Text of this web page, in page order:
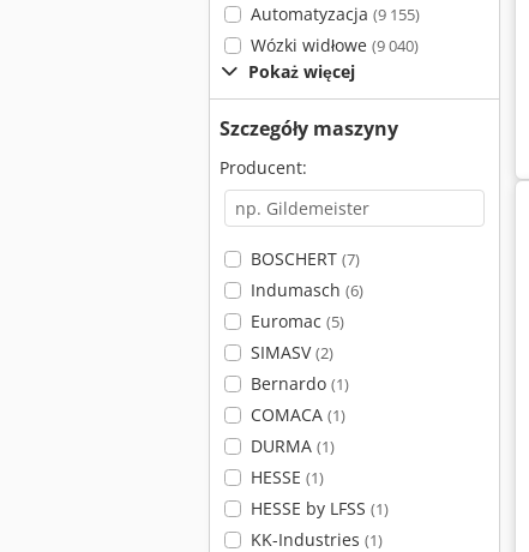
Automatyzacja (9 155)
Wózki widłowe (9 040)
Pokaż więcej
Szczegóły maszyny
Producent:
BOSCHERT (7)
Indumasch (6)
Euromac (5)
SIMASV(2)
Bernardo (1)
COMACA (1)
DURMA (1)
HESSE (1)
HESSE by LFSS (1)
KK-Industries (1)